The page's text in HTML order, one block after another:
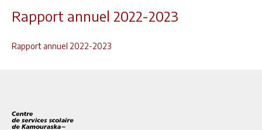
Rapport annuel 2022-2023
Rapport annuel 2022-2023